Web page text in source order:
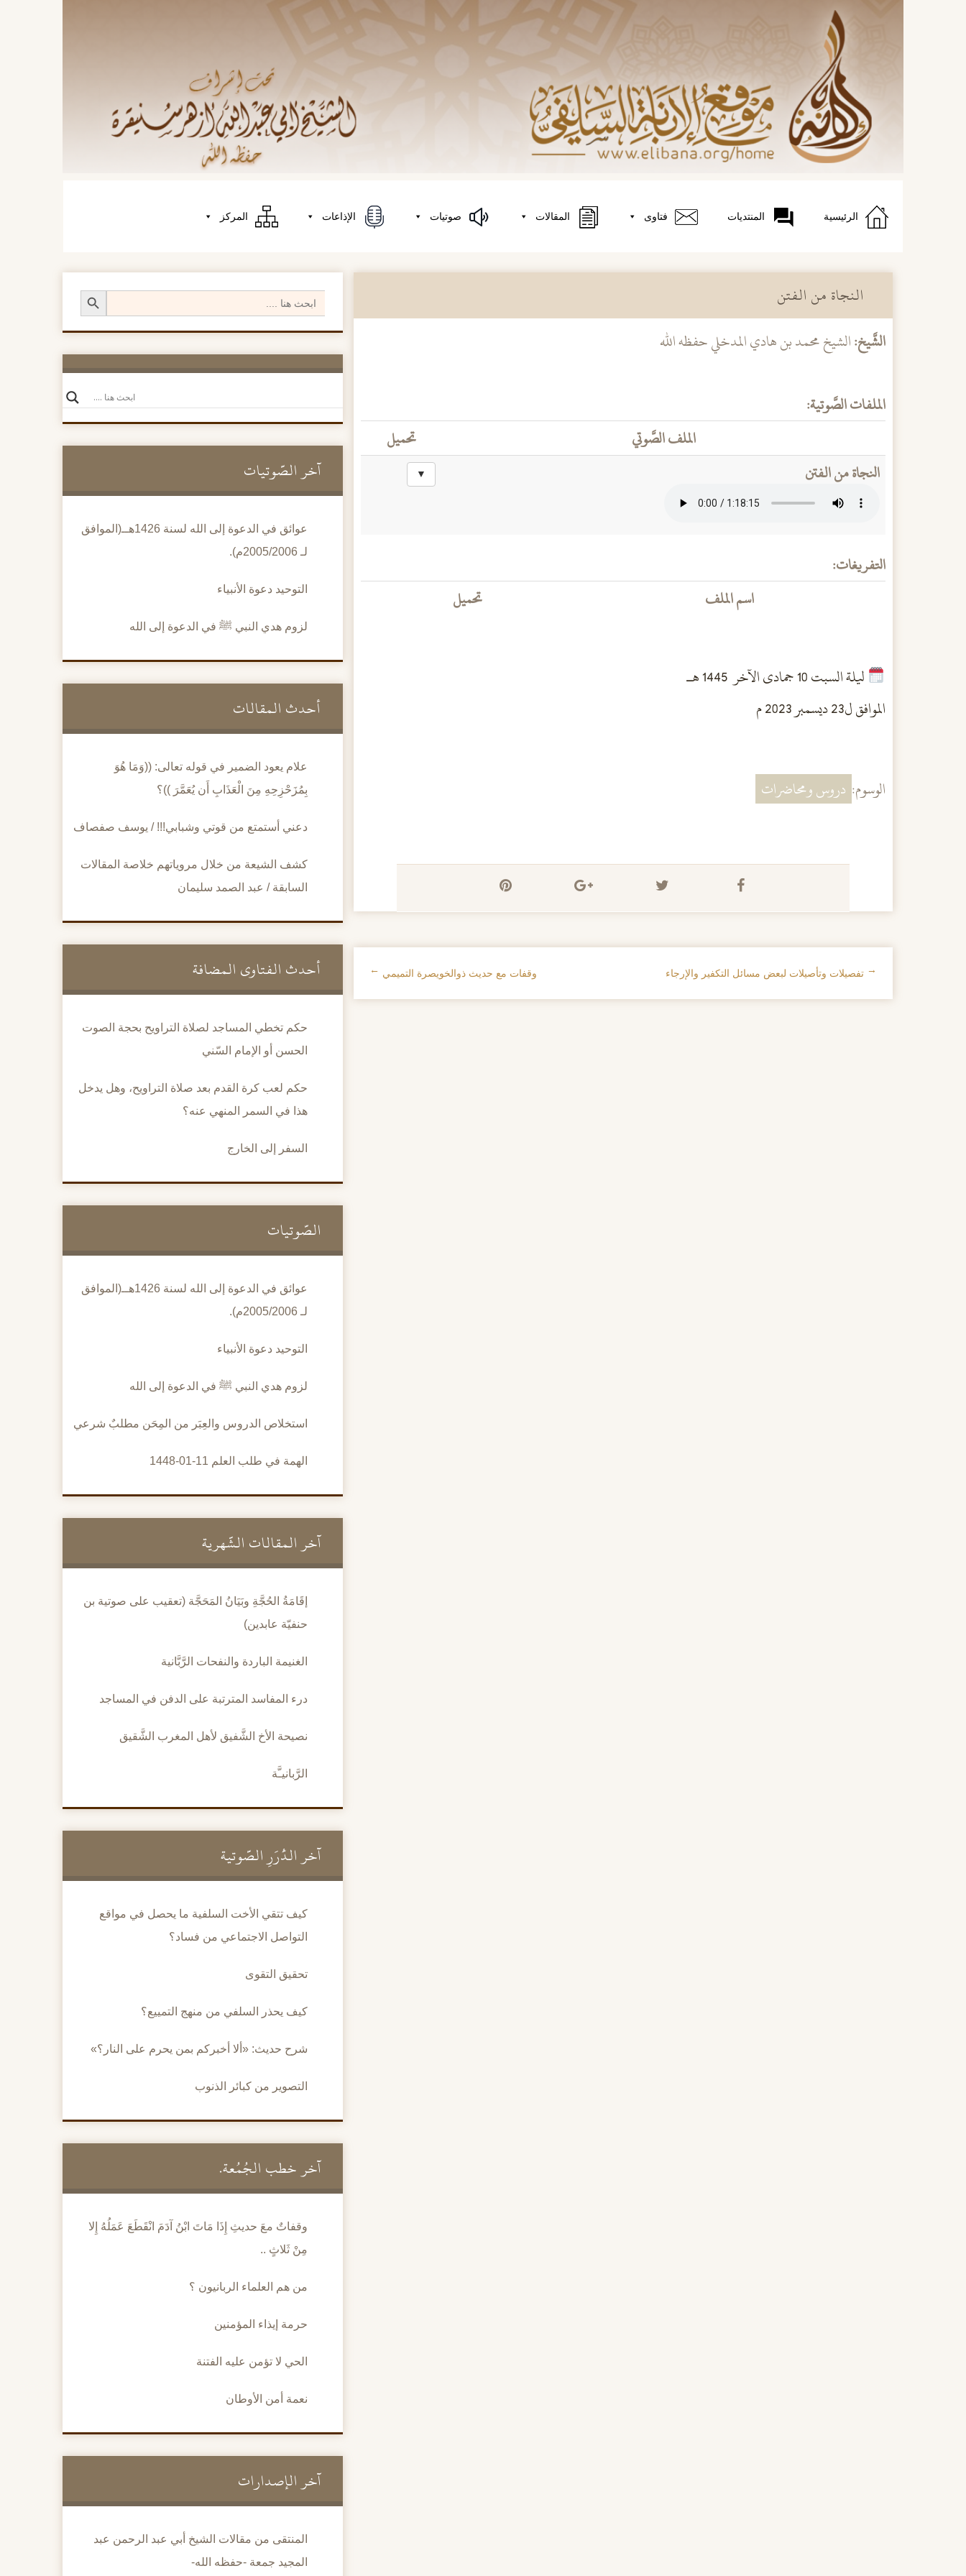
الرئيسية المنتديات فتاوى المقالات صوتيات الإذاعات المركز
النجاة من الفتن
الشَّيخ:الشيخ محمد بن هادي المدخلي حفظه الله
الملفات الصَّوتية:
الملف الصَّوتي
تحميل
النجاة من الفتن
▼
التفريغات:
اسم الملف
تحميل
ليلة السبت 10 جمادى الآخر 1445 هــ
الموافق ل23 ديسمبر 2023 م
الوسوم: دروس ومحاضرات
تصفح الإدراجات
← تفصيلات وتأصيلات لبعض مسائل التكفير والإرجاء وقفات مع حديث ذوالخويصرة التميمي →
Search
for:
Search Button
آخر الصَّوتيات
عوائق في الدعوة إلى الله لسنة 1426هــ(الموافق
لـ 2005/2006م).
التوحيد دعوة الأنبياء
لزوم هدي النبي ﷺ في الدعوة إلى الله
أحدث المقالات
علام يعود الضمير في قوله تعالى: ((وَمَا هُوَ
بِمُزَحْزِحِهِ مِنَ الْعَذَابِ أَن يُعَمَّرَ ))؟
دعني أستمتع من قوتي وشبابي!!! / يوسف صفصاف
كشف الشيعة من خلال مروياتهم خلاصة المقالات
السابقة / عبد الصمد سليمان
أحدث الفتاوى المضافة
حكم تخطي المساجد لصلاة التراويح بحجة الصوت
الحسن أو الإمام السّني
حكم لعب كرة القدم بعد صلاة التراويح، وهل يدخل
هذا في السمر المنهي عنه؟
السفر إلى الخارج
الصَّوتيات
عوائق في الدعوة إلى الله لسنة 1426هــ(الموافق
لـ 2005/2006م).
التوحيد دعوة الأنبياء
لزوم هدي النبي ﷺ في الدعوة إلى الله
استخلاص الدروس والعِبَر من المِحَن مطلبٌ شرعي
الهمة في طلب العلم 11-01-1448
آخر المقالات الشَّهرية
إقَامَةُ الحُجَّةِ وبَيَانُ المَحَجَّة (تعقيب على صوتية بن
حنفيّة عابدين)
الغنيمة الباردة والنفحات الرَّبَّانية
درء المفاسد المترتبة على الدفن في المساجد
نصيحة الأخ الشَّفيق لأهل المغرب الشَّقيق
الرَّبانيـَّة
آخر الدُّرَرِ الصَّوتية
كيف تتقي الأخت السلفية ما يحصل في مواقع
التواصل الاجتماعي من فساد؟
تحقيق التقوى
كيف يحذر السلفي من منهج التمييع؟
شرح حديث: «ألا أخبركم بمن يحرم على النار؟»
التصوير من كبائر الذنوب
آخر خطب الجُمُعة.
وقفاتٌ معَ حديثِ إِذَا مَاتَ ابْنُ آدَمَ انْقَطَعَ عَمَلُهُ إِلا
مِنْ ثَلاثٍ ..
من هم العلماء الربانيون ؟
حرمة إيذاء المؤمنين
الحي لا تؤمن عليه الفتنة
نعمة أمن الأوطان
آخر الإصدارات
المنتقى من مقالات الشيخ أبي عبد الرحمن عبد
المجيد جمعة -حفظه الله-